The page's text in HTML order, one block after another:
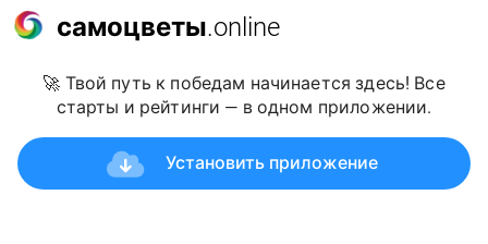
самоцветы.online
🚀 Твой путь к победам начинается здесь! Все
старты и рейтинги — в одном приложении.
Установить приложение